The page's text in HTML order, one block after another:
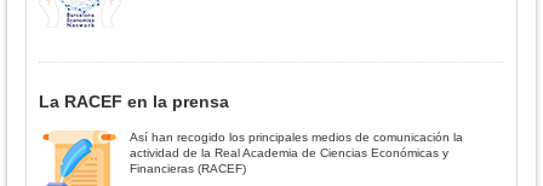
La RACEF en la prensa
Así han recogido los principales medios de comunicación la
actividad de la Real Academia de Ciencias Económicas y
Financieras (RACEF)